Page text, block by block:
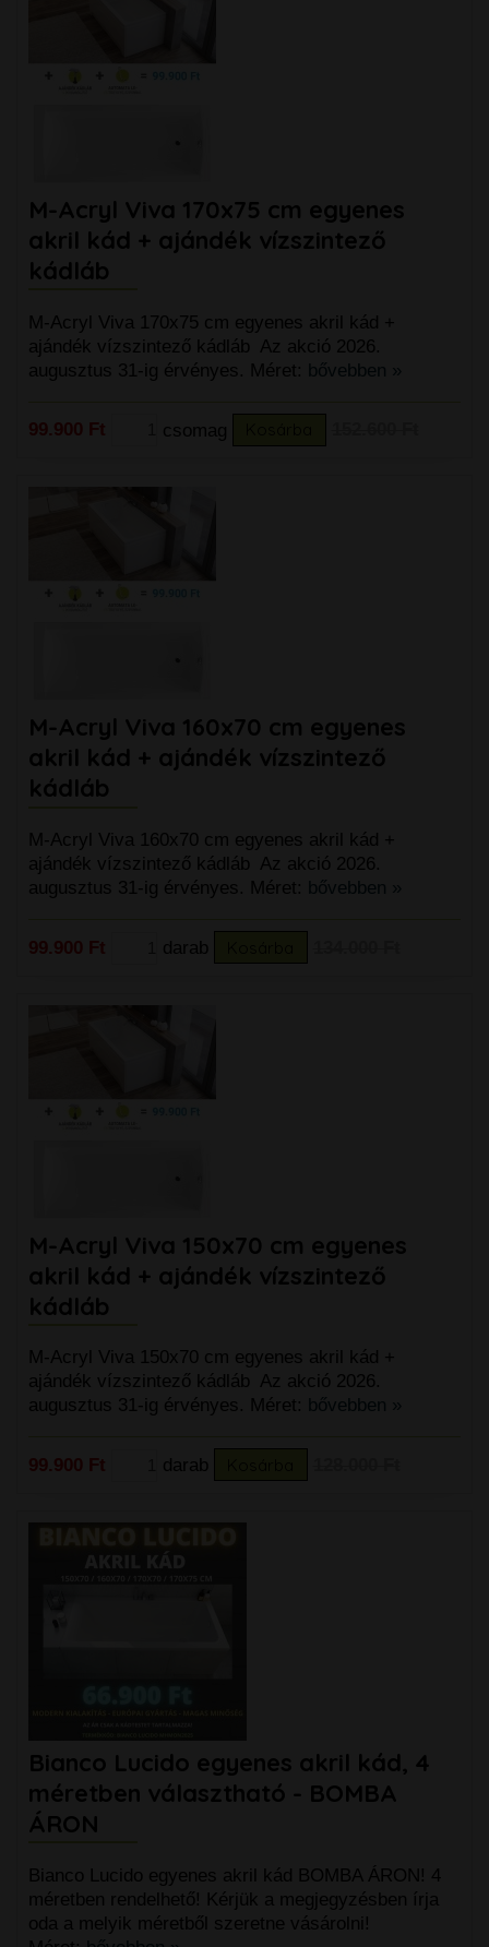
M-Acryl Viva 170x75 cm egyenes
akril kád + ajándék vízszintező
kádláb
M-Acryl Viva 170x75 cm egyenes akril kád +
ajándék vízszintező kádláb Az akció 2026.
augusztus 31-ig érvényes. Méret: bővebben »
99.900 Ft csomag
M-Acryl Viva 160x70 cm egyenes
akril kád + ajándék vízszintező
kádláb
M-Acryl Viva 160x70 cm egyenes akril kád +
ajándék vízszintező kádláb Az akció 2026.
augusztus 31-ig érvényes. Méret: bővebben »
99.900 Ft darab
M-Acryl Viva 150x70 cm egyenes
akril kád + ajándék vízszintező
kádláb
M-Acryl Viva 150x70 cm egyenes akril kád +
ajándék vízszintező kádláb Az akció 2026.
augusztus 31-ig érvényes. Méret:
bővebben »
99.900 Ft darab
Bianco Lucido egyenes akril kád, 4
méretben választható - BOMBA
ÁRON
Bianco Lucido egyenes akril kád BOMBA ÁRON! 4
méretben rendelhető! Kérjük a megjegyzésben írja
oda a melyik méretből szeretne vásárolni!